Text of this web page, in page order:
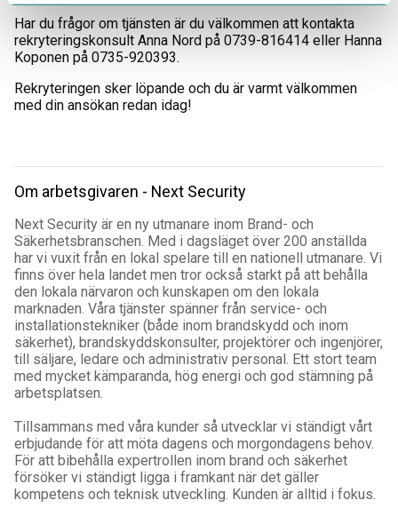
Har du frågor om tjänsten är du välkommen att kontakta
rekryteringskonsult Anna Nord på 0739-816414 eller Hanna
Koponen på 0735-920393.
Rekryteringen sker löpande och du är varmt välkommen
med din ansökan redan idag!
Om arbetsgivaren - Next Security
Next Security är en ny utmanare inom Brand- och
Säkerhetsbranschen. Med i dagsläget över 200 anställda
har vi vuxit från en lokal spelare till en nationell utmanare. Vi
finns över hela landet men tror också starkt på att behålla
den lokala närvaron och kunskapen om den lokala
marknaden. Våra tjänster spänner från service- och
installationstekniker (både inom brandskydd och inom
säkerhet), brandskyddskonsulter, projektörer och ingenjörer,
till säljare, ledare och administrativ personal. Ett stort team
med mycket kämparanda, hög energi och god stämning på
arbetsplatsen.
Tillsammans med våra kunder så utvecklar vi ständigt vårt
erbjudande för att möta dagens och morgondagens behov.
För att bibehålla expertrollen inom brand och säkerhet
försöker vi ständigt ligga i framkant när det gäller
kompetens och teknisk utveckling. Kunden är alltid i fokus.